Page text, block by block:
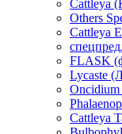
Cattleya
Others
Cattleya
FLASK
Lycaste
Cattleya